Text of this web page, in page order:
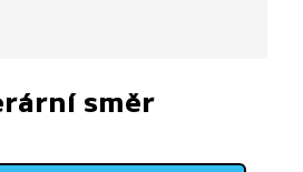
divadla a jejich vývoji
směr